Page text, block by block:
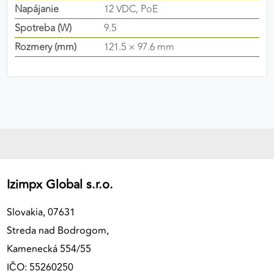
Napájanie
12 VDC, PoE
Spotreba (W)
9.5
Rozmery (mm)
121.5 × 97.6 mm
Izimpx Global s.r.o.
Slovakia, 07631
Streda nad Bodrogom,
Kamenecká 554/55
IČO: 55260250